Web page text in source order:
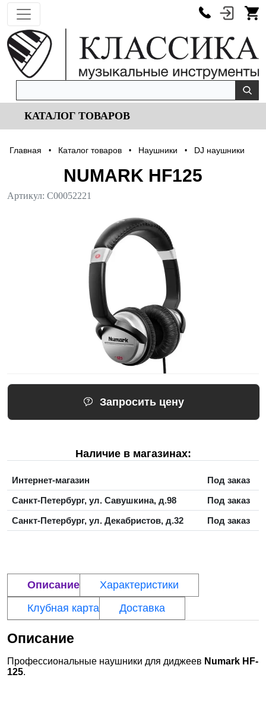
КАТАЛОГ ТОВАРОВ
Главная • Каталог товаров • Наушники • DJ наушники
NUMARK HF125
Артикул: С00052221
Запросить цену
Наличие в магазинах:
Интернет-магазин
Под заказ
Санкт-Петербург, ул. Савушкина, д.98
Под заказ
Санкт-Петербург, ул. Декабристов, д.32
Под заказ
Описание
Характеристики
Клубная карта
Доставка
Описание
Профессиональные наушники для диджеев Numark HF-
125.